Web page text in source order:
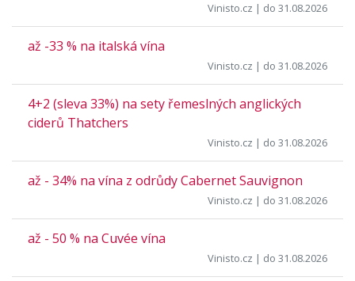
Vinisto.cz | do 31.08.2026
až -33 % na italská vína
Vinisto.cz | do 31.08.2026
4+2 (sleva 33%) na sety řemeslných anglických
ciderů Thatchers
Vinisto.cz | do 31.08.2026
až - 34% na vína z odrůdy Cabernet Sauvignon
Vinisto.cz | do 31.08.2026
až - 50 % na Cuvée vína
Vinisto.cz | do 31.08.2026